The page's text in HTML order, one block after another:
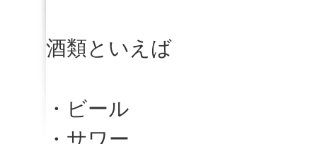
酒類といえば
・ビール
・サワー